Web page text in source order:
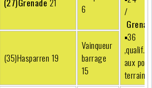
6
/
▪︎36
aux
terrains
(35)Hasparren 19
Vainqueur
barrage
15